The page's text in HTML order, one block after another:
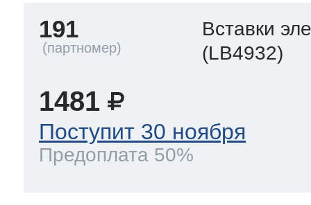
191
Вставки
(LB4932)
1481
Поступит 30 ноября
Предоплата 50%